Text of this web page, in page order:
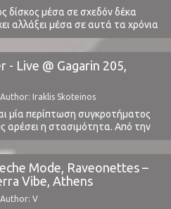
δίσκος μέσα σε σχεδόν δέκα
αλλάξει μέσα σε αυτά τα χρόνια
επηρεάσει;Monsieur Minimal: Ναι
10 χρόνια. Άλλαξαν πολλά
μου, από τον τόπο που
και τους ανθρώπους που
- Live @ Gagarin 205,
Iraklis Skoteinos
μία περίπτωση συγκροτήματος
αρέσει η στασιμότητα. Από την
το 1993, έχουν κάνει τουλάχιστον
μεταστροφές στον ήχο τους.
αποτέλεσμα να είναι αρκετά
φανατικούς οπαδούς που να
πιστά σε όλη τη μουσική τους
Mode, Raveonettes –
Vibe, Athens
V